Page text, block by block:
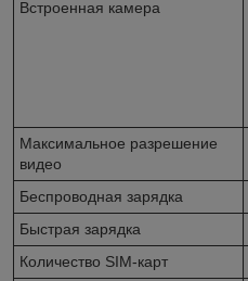
Встроенная камера
Максимальное разрешение
видео
Беспроводная зарядка
Быстрая зарядка
Количество SIM-карт